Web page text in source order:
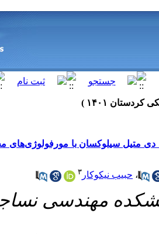
برگشت به فهرست
مختلف به عنوان
نساجی،